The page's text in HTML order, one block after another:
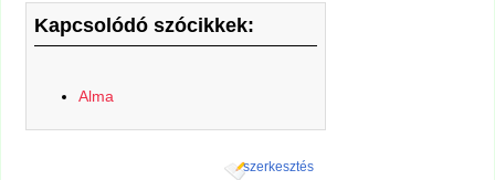
Kapcsolódó szócikkek:
Alma
szerkesztés